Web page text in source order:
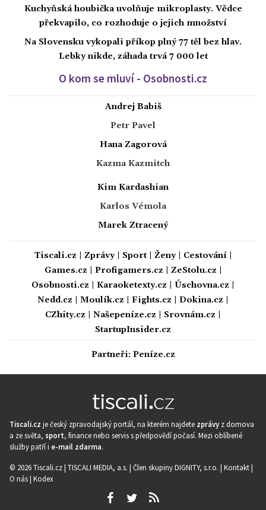
Kuchyňská houbička uvolňuje mikroplasty. Vědce
překvapilo, co rozhoduje o jejich množství
Na Slovensku vykopali příkop plný 77 těl bez hlav.
Lebky nikde, záhada trvá 7 000 let
O kom se mluví - Osobnosti.cz
Andrej Babiš
Petr Pavel
Hana Zagorová
Kazma Kazmitch
Kim Kardashian
Karlos Vémola
Marek Ztracený
Tiscali.cz Zprávy| Sport| Ženy| Cestování|
Games.cz
Profigamers.cz ZeStolu.cz
Osobnosti.cz
Karaoketexty.cz Úschovna.cz
Nedd.cz
Moulík.cz Fights.cz Dokina.cz
CZhity.cz
Našepeníze.cz Srovnám.cz
StartupInsider.cz
Partneři: Peníze.cz
Tiscali.cz je český zpravodajský portál, na kterém najdete zprávy z domova
a ze světa, sport, finance nebo servis s předpovědí počasí. Mezi oblíbené
služby patří i e-mail zdarma.
© 2026 Tiscali.cz | TISCALI MEDIA, a.s. | Člen skupiny DIGNITY, s.r.o. | Kontakt|
O nás| Kodex